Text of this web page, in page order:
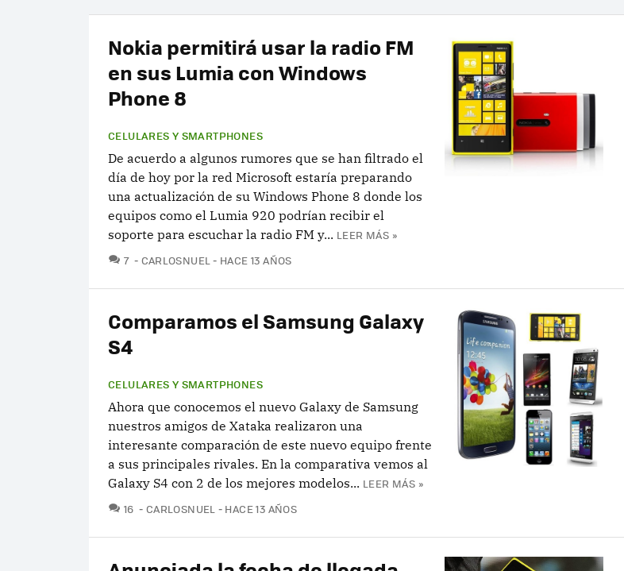
Nokia permitirá usar la radio FM
en sus Lumia con Windows
Phone 8
CELULARES Y SMARTPHONES
De acuerdo a algunos rumores que se han filtrado el
día de hoy por la red Microsoft estaría preparando
una actualización de su Windows Phone 8 donde los
equipos como el Lumia 920 podrían recibir el
soporte para escuchar la radio FM y... LEER MÁS »
7 COMENTARIOS
CARLOSNUEL HACE 13 AÑOS
Comparamos el Samsung Galaxy
S4
CELULARES Y SMARTPHONES
Ahora que conocemos el nuevo Galaxy de Samsung
nuestros amigos de Xataka realizaron una
interesante comparación de este nuevo equipo frente
a sus principales rivales. En la comparativa vemos al
Galaxy S4 con 2 de los mejores modelos... LEER MÁS »
16 COMENTARIOS
CARLOSNUEL HACE 13 AÑOS